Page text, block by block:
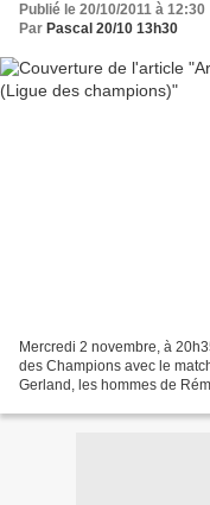
Publié le 20/10/2011 à 12:30
Par Pascal 20/10 13h30
Mercredi 2 novembre, à
des Champions avec le
Gerland, les hommes de